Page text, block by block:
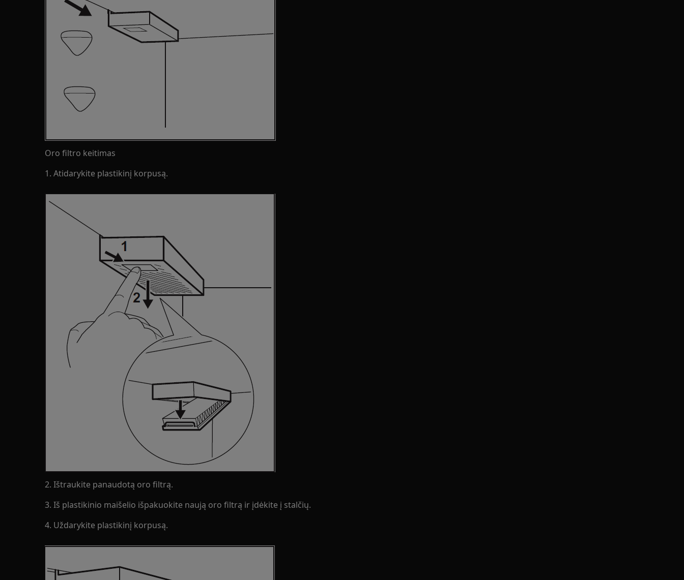
Oro filtro keitimas
1. Atidarykite plastikinį korpusą.
2. Ištraukite panaudotą oro filtrą.
3. Iš plastikinio maišelio išpakuokite naują oro filtrą ir įdėkite į stalčių.
4. Uždarykite plastikinį korpusą.